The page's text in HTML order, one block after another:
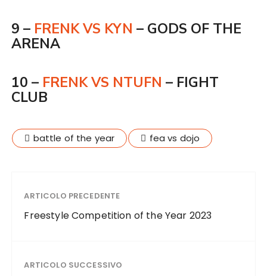
9 – FRENK VS KYN – GODS OF THE
ARENA
10 – FRENK VS NTUFN – FIGHT
CLUB
battle of the year fea vs dojo
ARTICOLO PRECEDENTE
Freestyle Competition of the Year 2023
ARTICOLO SUCCESSIVO